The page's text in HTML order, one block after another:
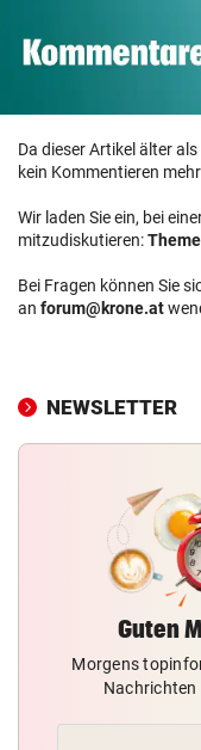
Da dieser Artikel älter
kein Kommentieren
Wir laden Sie ein, bei
mitzudiskutieren:
Bei Fragen können Sie
an forum@krone.at
NEWSLETTER
Guten
Morgens
Nachrichten